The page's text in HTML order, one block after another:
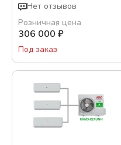
Нет отзывов
Розничная цена
306 000 ₽
Под заказ